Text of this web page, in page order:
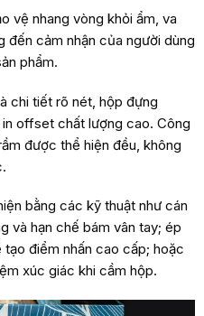
vệ nhang vòng khỏi ẩm, va
đến cảm nhận của người dùng
phẩm.
chi tiết rõ nét, hộp đựng
offset chất lượng cao. Công
được thể hiện đều, không
bằng các kỹ thuật như cán
và hạn chế bám vân tay; ép
điểm nhấn cao cấp; hoặc
xúc giác khi cầm hộp.